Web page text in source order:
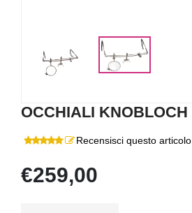
OCCHIALI KNOBLOCH
Recensisci questo articolo
€259,00